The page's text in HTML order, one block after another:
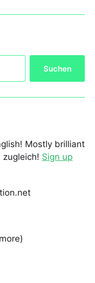
Mostly brilliant
Sign up